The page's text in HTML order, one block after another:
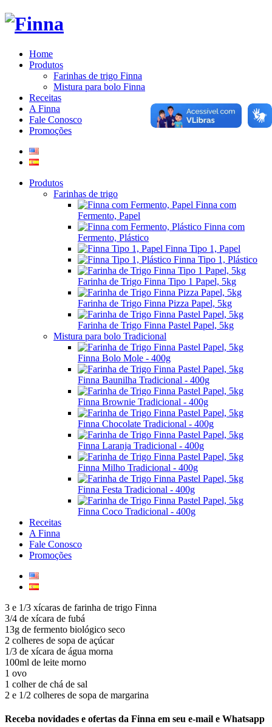
Home
Produtos
Farinhas de trigo Finna
Mistura para bolo Finna
Receitas
A Finna
Fale Conosco
Promoções
Produtos
Farinhas de trigo
Finna com
Fermento, Papel
Finna com
Fermento, Plástico
Finna Tipo 1, Papel
Finna Tipo 1, Plástico
Farinha de Trigo Finna Tipo 1 Papel, 5kg
Farinha de Trigo Finna Pizza Papel, 5kg
Farinha de Trigo Finna Pastel Papel, 5kg
Mistura para bolo Tradicional
Finna Bolo Mole - 400g
Finna Baunilha Tradicional - 400g
Finna Brownie Tradicional - 400g
Finna Chocolate Tradicional - 400g
Finna Laranja Tradicional - 400g
Finna Milho Tradicional - 400g
Finna Festa Tradicional - 400g
Finna Coco Tradicional - 400g
Receitas
A Finna
Fale Conosco
Promoções
3 e 1/3 xícaras de farinha de trigo Finna
3/4 de xícara de fubá
13g de fermento biológico seco
2 colheres de sopa de açúcar
1/3 de xícara de água morna
100ml de leite morno
1 ovo
1 colher de chá de sal
2 e 1/2 colheres de sopa de margarina
Receba novidades e ofertas da Finna em seu e-mail e Whatsapp